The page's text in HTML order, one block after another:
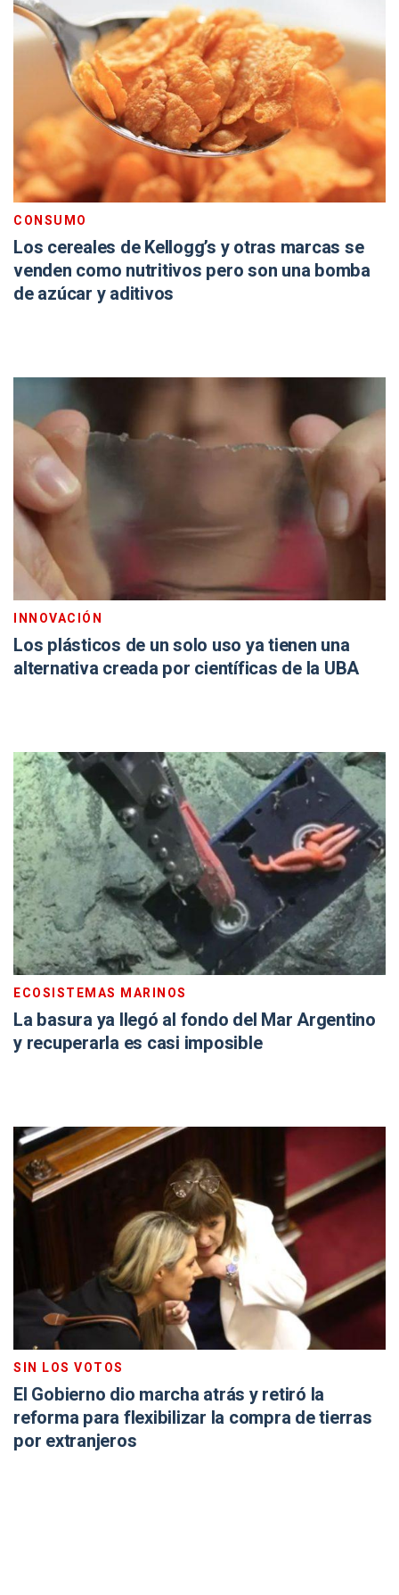
CONSUMO
Los cereales de Kellogg’s y otras marcas se
venden como nutritivos pero son una bomba
de azúcar y aditivos
INNOVACIÓN
Los plásticos de un solo uso ya tienen una
alternativa creada por científicas de la UBA
ECOSISTEMAS MARINOS
La basura ya llegó al fondo del Mar Argentino
y recuperarla es casi imposible
SIN LOS VOTOS
El Gobierno dio marcha atrás y retiró la
reforma para flexibilizar la compra de tierras
por extranjeros